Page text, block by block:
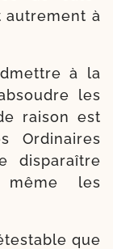
autre­ment à
à la
les
rai­son est
Ordinaires
dis­pa­raître
même les
que